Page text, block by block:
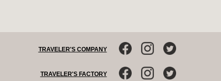
TRAVELER'S COMPANY
TRAVELER'S FACTORY